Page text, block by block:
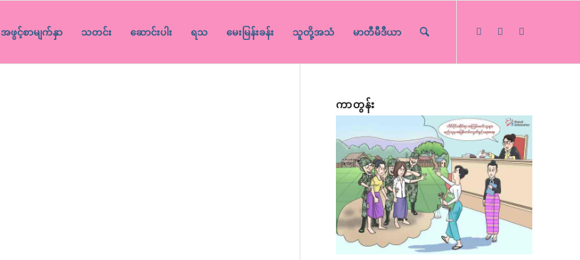
အဖွင့်စာမျက်နှာ သတင်း ဆောင်းပါး ရသ မေးမြန်းခန်း သူတို့အသံ မာတီမီဒီယာ
ကာတွန်း